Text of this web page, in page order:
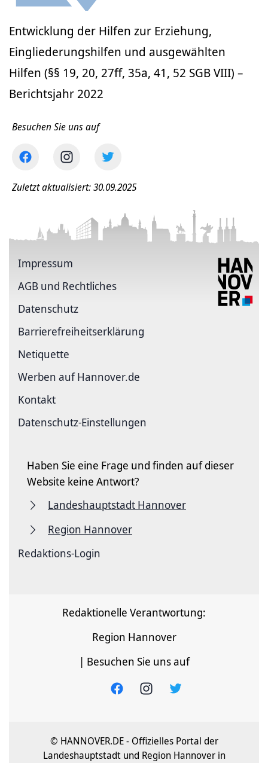
Entwicklung der Hilfen zur Erziehung,
Eingliederungshilfen und ausgewählten
Hilfen (§§ 19, 20, 27ff, 35a, 41, 52 SGB VIII) –
Berichtsjahr 2022
Besuchen Sie uns auf
Zuletzt aktualisiert: 30.09.2025
Impressum
AGB und Rechtliches
Datenschutz
Barriere­freiheits­erklärung
Netiquette
Werben auf Hannover.de
Kontakt
Datenschutz-Einstellungen
Haben Sie eine Frage und finden auf dieser
Website keine Antwort?
Landeshauptstadt Hannover
Region Hannover
Redaktions-Login
Redaktionelle Verantwortung:
Region Hannover
| Besuchen Sie uns auf
© HANNOVER.DE - Offizielles Portal der
Landeshauptstadt und Region Hannover in